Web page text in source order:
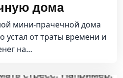
дома
мини-прачечной дома
устал от траты времени и
на…